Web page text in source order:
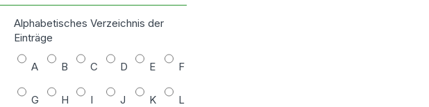
Alphabetisches Verzeichnis der
Einträge
A B C D E F
G H I J K L